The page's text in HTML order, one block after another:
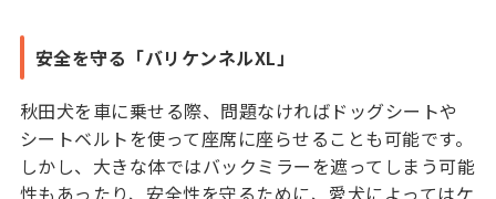
安全を守る「バリケンネルXL」
秋田犬を車に乗せる際、問題なければドッグシートや
シートベルトを使って座席に座らせることも可能です。
しかし、大きな体ではバックミラーを遮ってしまう可能
性もあったり、安全性を守るために、愛犬によってはケ